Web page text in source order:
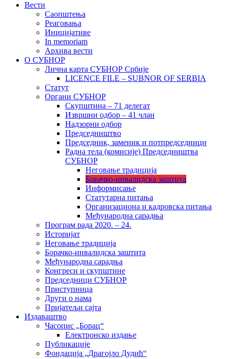
Вести
Саопштења
Реаговања
Иницијативе
In memoriam
Архива вести
О СУБНОР
Лична карта СУБНОР Србије
LICENCE FILE – SUBNOR OF SERBIA
Статут
Органи СУБНОР
Скупштина – 71 делегат
Извршни одбор – 41 члан
Надзорни одбор
Председништво
Председник, заменик и потпредседници
Радна тела (комисије) Председништва
СУБНОР
Неговање традиција
Борачко-инвалидска заштита
Информисање
Статутарна питања
Организациона и кадровска питања
Међународна сарадња
Програм рада 2020. – 24.
Историјат
Неговање традиција
Борачко-инвалидска заштита
Међународна сарадња
Конгреси и скупштине
Председници СУБНОР
Приступница
Други о нама
Пријатељи сајта
Издаваштво
Часопис „Борац“
Електронско издање
Публикације
Фондација „Драгојло Дудић“